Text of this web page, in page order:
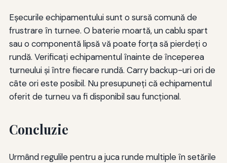
Eşecurile echipamentului sunt o sursă comună de
frustrare în turnee. O baterie moartă, un cablu spart
sau o componentă lipsă vă poate forţa să pierdeţi o
rundă. Verificaţi echipamentul înainte de începerea
turneului şi între fiecare rundă. Carry backup-uri ori de
câte ori este posibil. Nu presupuneţi că echipamentul
oferit de turneu va fi disponibil sau funcţional.
Concluzie
Urmând regulile pentru a juca runde multiple în setările